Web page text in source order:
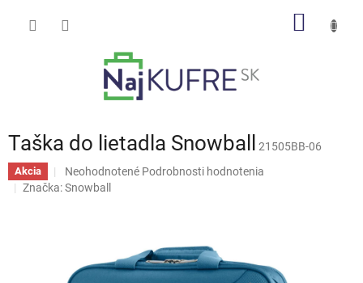
Taška do lietadla Snowball 21505BB-06
Akcia
Priemerné
hodnotenie
hviezdičiek.
Neohodnotené Podrobnosti hodnotenia
Značka:Snowball